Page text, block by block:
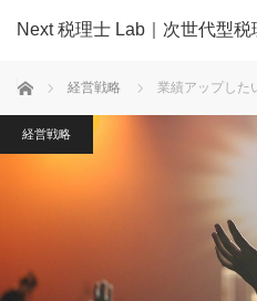
Next 税理士 Lab｜次世代型
ホーム 経営戦略 業績アップした
経営戦略